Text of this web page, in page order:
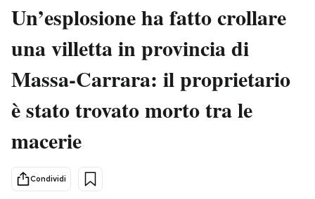
Italia
Politica
Tecnologia
Scienza
Cultura
Sport
Moda
Consumismi
Storie/Idee
Ok Boomer!
Media
Un’esplosione ha fatto crollare
una villetta in provincia di
Massa-Carrara: il proprietario
è stato trovato morto tra le
macerie
Condividi